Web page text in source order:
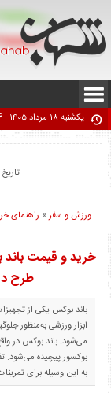
یکشنبه ۱۸ مرداد ۱۴۰۵ - Sunday 9 August 2026
تاریخ
راهنمای «ورزش و سفر
طرح
باند بوکس یکی از
ابزار ورزشی به‌منظور
می‌شود. باند بوکس در
بوکسور پیچیده می‌شود.
به این وسیله برای